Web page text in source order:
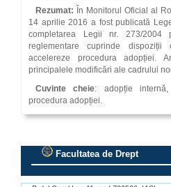
Rezumat: În Monitorul Oficial al
14 aprilie 2016 a fost publicată
completarea Legii nr. 273/2004
reglementare cuprinde
accelereze procedura adopției.
principalele modificări ale cadrului
Cuvinte cheie: adopție internă,
procedura adopției.
Facultatea de Drept